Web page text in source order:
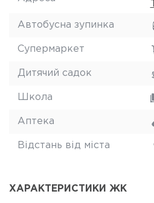
Автобусна зупинка
Супермаркет
Дитячий садок
Школа
Аптека
Відстань від міста
ХАРАКТЕРИСТИКИ ЖК